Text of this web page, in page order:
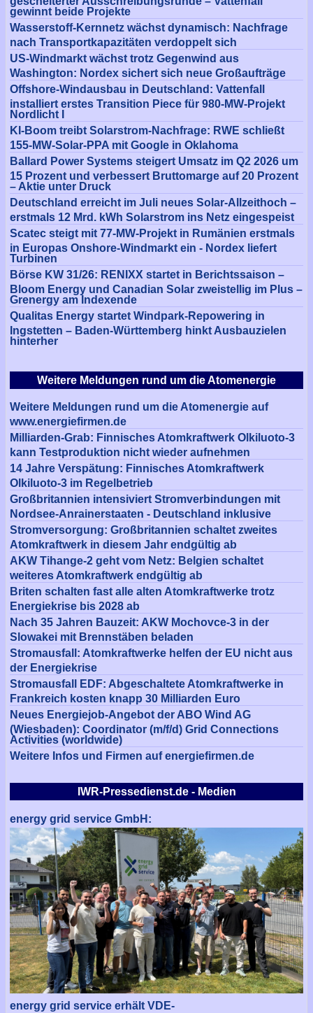
Weitere Meldungen rund um die Atomenergie
Weitere Meldungen rund um die Atomenergie auf
www.energiefirmen.de
Milliarden-Grab: Finnisches Atomkraftwerk Olkiluoto-3
kann Testproduktion nicht wieder aufnehmen
14 Jahre Verspätung: Finnisches Atomkraftwerk
Olkiluoto-3 im Regelbetrieb
Großbritannien intensiviert Stromverbindungen mit
Nordsee-Anrainerstaaten - Deutschland inklusive
Stromversorgung: Großbritannien schaltet zweites
Atomkraftwerk in diesem Jahr endgültig ab
AKW Tihange-2 geht vom Netz: Belgien schaltet
weiteres Atomkraftwerk endgültig ab
Briten schalten fast alle alten Atomkraftwerke trotz
Energiekrise bis 2028 ab
Nach 35 Jahren Bauzeit: AKW Mochovce-3 in der
Slowakei mit Brennstäben beladen
Stromausfall: Atomkraftwerke helfen der EU nicht aus
der Energiekrise
Stromausfall EDF: Abgeschaltete Atomkraftwerke in
Frankreich kosten knapp 30 Milliarden Euro
Neues Energiejob-Angebot der ABO Wind AG
(Wiesbaden): Coordinator (m/f/d) Grid Connections
Activities (worldwide)
Weitere Infos und Firmen auf energiefirmen.de
IWR-Pressedienst.de - Medien
energy grid service GmbH:
energy grid service erhält VDE-
gewinnt beide Projekte
Wasserstoff-Kernnetz wächst dynamisch: Nachfrage
nach Transportkapazitäten verdoppelt sich
US-Windmarkt wächst trotz Gegenwind aus
Washington: Nordex sichert sich neue Großaufträge
Offshore-Windausbau in Deutschland: Vattenfall
installiert erstes Transition Piece für 980-MW-Projekt
Nordlicht I
KI-Boom treibt Solarstrom-Nachfrage: RWE schließt
155-MW-Solar-PPA mit Google in Oklahoma
Ballard Power Systems steigert Umsatz im Q2 2026 um
15 Prozent und verbessert Bruttomarge auf 20 Prozent
– Aktie unter Druck
Deutschland erreicht im Juli neues Solar-Allzeithoch –
erstmals 12 Mrd. kWh Solarstrom ins Netz eingespeist
Scatec steigt mit 77-MW-Projekt in Rumänien erstmals
in Europas Onshore-Windmarkt ein - Nordex liefert
Turbinen
Börse KW 31/26: RENIXX startet in Berichtssaison –
Bloom Energy und Canadian Solar zweistellig im Plus –
Grenergy am Indexende
Qualitas Energy startet Windpark-Repowering in
Ingstetten – Baden-Württemberg hinkt Ausbauzielen
hinterher